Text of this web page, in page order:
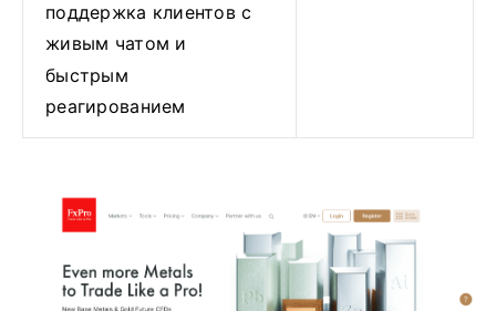
поддержка клиентов с
живым чатом и
быстрым
реагированием